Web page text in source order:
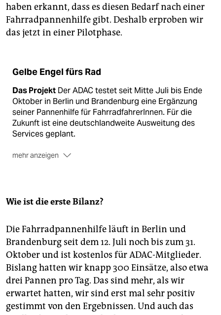
haben erkannt, dass es diesen Bedarf nach einer
Fahrradpannenhilfe gibt. Deshalb erproben wir
das jetzt in einer Pilotphase.
Gelbe Engel fürs Rad
Das Projekt Der ADAC testet seit Mitte Juli bis Ende
Oktober in Berlin und Brandenburg eine Ergänzung
seiner Pannenhilfe für FahrradfahrerInnen. Für die
Zukunft ist eine deutschlandweite Ausweitung des
Services geplant.
mehr anzeigen
platter Reifen oder ein gebrochener Rahmen. Sogar
nach Hause kommen die Gelben Engel des ADAC,
aber nur, wer ADAC-Mitglied ist. (taz)
Wie ist die erste Bilanz?
Die Fahrradpannenhilfe läuft in Berlin und
Brandenburg seit dem 12. Juli noch bis zum 31.
Oktober und ist kostenlos für ADAC-Mitglieder.
Bislang hatten wir knapp 300 Einsätze, also etwa
drei Pannen pro Tag. Das sind mehr, als wir
erwartet hatten, wir sind erst mal sehr positiv
gestimmt von den Ergebnissen. Und auch das